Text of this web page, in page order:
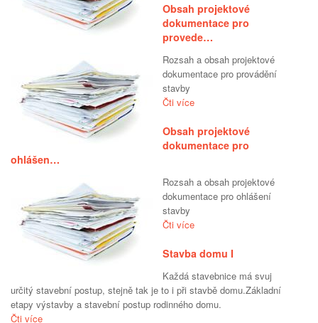
Obsah projektové
dokumentace pro
provede…
Rozsah a obsah projektové
dokumentace pro provádění
stavby
Čti více
Obsah projektové
dokumentace pro
ohlášen…
Rozsah a obsah projektové
dokumentace pro ohlášení
stavby
Čti více
Stavba domu I
Každá stavebnice má svuj
určitý stavební postup, stejně tak je to i při stavbě domu.Základní
etapy výstavby a stavební postup rodinného domu.
Čti více